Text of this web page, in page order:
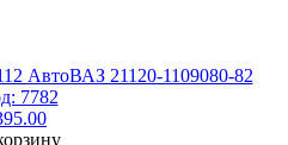
АвтоВАЗ 21120-1109080-82
7782